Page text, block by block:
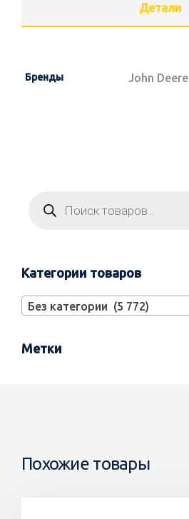
Детали
Бренды John Deere
Категории товаров
Без категории (5 772)
Метки
Похожие товары